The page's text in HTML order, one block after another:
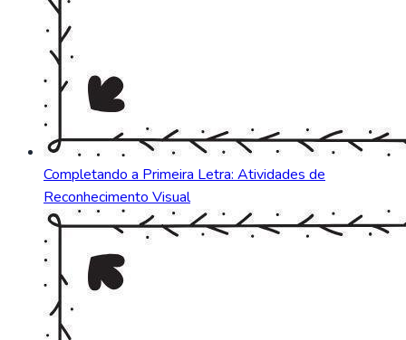
Completando a Primeira Letra: Atividades de
Reconhecimento Visual